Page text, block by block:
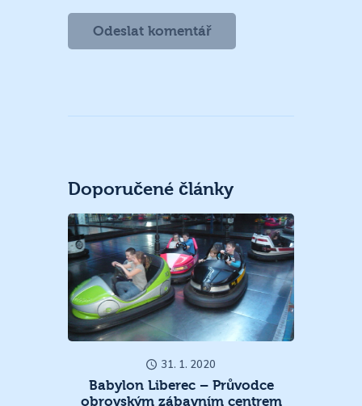
Doporučené články
31. 1. 2020
Babylon Liberec – Průvodce
obrovským zábavním centrem